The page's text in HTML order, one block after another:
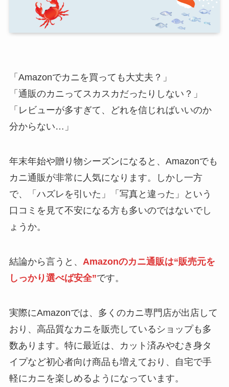
「Amazonでカニを買っても大丈夫？」
「通販のカニってスカスカだったりしない？」
「レビューが多すぎて、どれを信じればいいのか
分からない…」
年末年始や贈り物シーズンになると、Amazonでも
カニ通販が非常に人気になります。しかし一方
で、「ハズレを引いた」「写真と違った」という
口コミを見て不安になる方も多いのではないでし
ょうか。
結論から言うと、 Amazonのカニ通販は“販売元を
しっかり選べば安全”です。
実際にAmazonでは、多くのカニ専門店が出店して
おり、高品質なカニを販売しているショップも多
数あります。特に最近は、カット済みやむき身タ
イプなど初心者向け商品も増えており、自宅で手
軽にカニを楽しめるようになっています。